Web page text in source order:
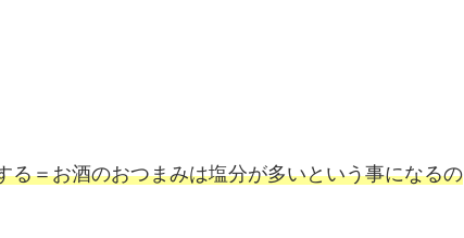
＝お酒のおつまみは塩分が多いという事になるの